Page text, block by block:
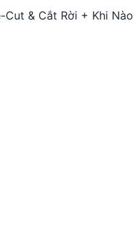
Cut & Cắt Rời + Khi